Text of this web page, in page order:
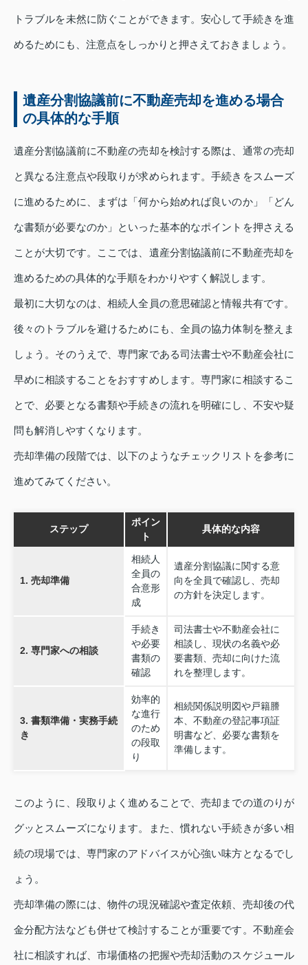
トラブルを未然に防ぐことができます。安心して手続きを進
めるためにも、注意点をしっかりと押さえておきましょう。
遺産分割協議前に不動産売却を進める場合
の具体的な手順
遺産分割協議前に不動産の売却を検討する際は、通常の売却
と異なる注意点や段取りが求められます。手続きをスムーズ
に進めるために、まずは「何から始めれば良いのか」「どん
な書類が必要なのか」といった基本的なポイントを押さえる
ことが大切です。ここでは、遺産分割協議前に不動産売却を
進めるための具体的な手順をわかりやすく解説します。
最初に大切なのは、相続人全員の意思確認と情報共有です。
後々のトラブルを避けるためにも、全員の協力体制を整えま
しょう。そのうえで、専門家である司法書士や不動産会社に
早めに相談することをおすすめします。専門家に相談するこ
とで、必要となる書類や手続きの流れを明確にし、不安や疑
問も解消しやすくなります。
売却準備の段階では、以下のようなチェックリストを参考に
進めてみてください。
ステップ
ポイン
ト
具体的な内容
1. 売却準備
相続人
全員の
合意形
成
遺産分割協議に関する意
向を全員で確認し、売却
の方針を決定します。
2. 専門家への相談
手続き
や必要
書類の
確認
司法書士や不動産会社に
相談し、現状の名義や必
要書類、売却に向けた流
れを整理します。
3. 書類準備・実務手続
き
効率的
な進行
のため
の段取
り
相続関係説明図や戸籍謄
本、不動産の登記事項証
明書など、必要な書類を
準備します。
このように、段取りよく進めることで、売却までの道のりが
グッとスムーズになります。また、慣れない手続きが多い相
続の現場では、専門家のアドバイスが心強い味方となるでし
ょう。
売却準備の際には、物件の現況確認や査定依頼、売却後の代
金分配方法なども併せて検討することが重要です。不動産会
社に相談すれば、市場価格の把握や売却活動のスケジュール